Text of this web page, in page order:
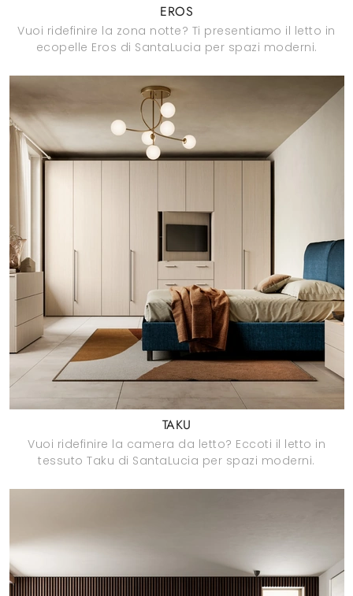
EROS
Vuoi ridefinire la zona notte? Ti presentiamo il letto in
ecopelle Eros di SantaLucia per spazi moderni.
TAKU
Vuoi ridefinire la camera da letto? Eccoti il letto in
tessuto Taku di SantaLucia per spazi moderni.